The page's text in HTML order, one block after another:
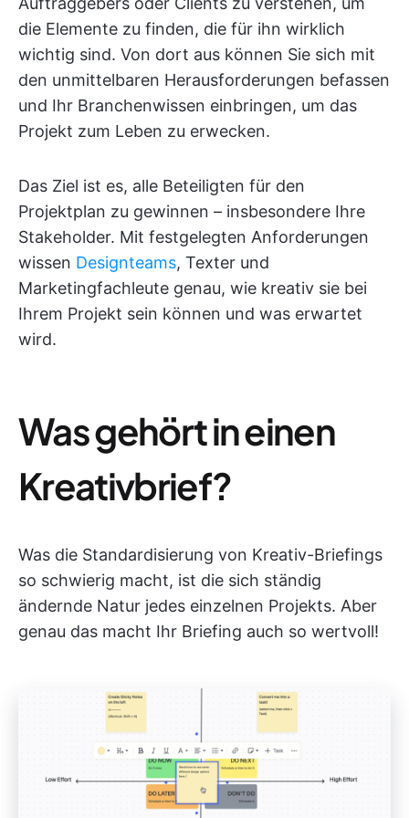
die Elemente zu finden, die für ihn wirklich
wichtig sind. Von dort aus können Sie sich mit
den unmittelbaren Herausforderungen befassen
und Ihr Branchenwissen einbringen, um das
Projekt zum Leben zu erwecken.
Das Ziel ist es, alle Beteiligten für den
Projektplan zu gewinnen – insbesondere Ihre
Stakeholder. Mit festgelegten Anforderungen
wissen Designteams, Texter und
Marketingfachleute genau, wie kreativ sie bei
Ihrem Projekt sein können und was erwartet
wird.
Was gehört in einen
Kreativbrief?
Was die Standardisierung von Kreativ-Briefings
so schwierig macht, ist die sich ständig
ändernde Natur jedes einzelnen Projekts. Aber
genau das macht Ihr Briefing auch so wertvoll!